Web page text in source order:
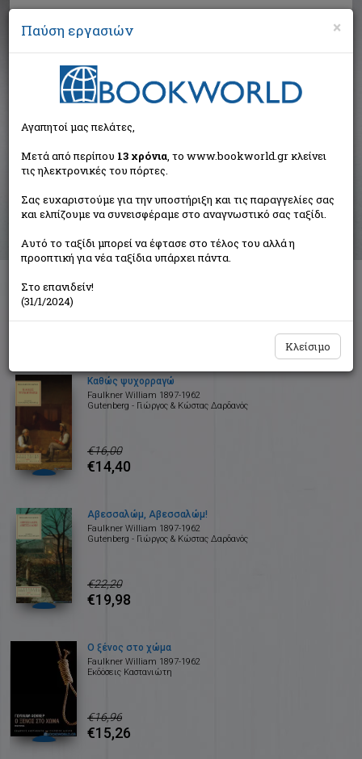
Αναζήτηση
Αποτελέσματα αναζήτησης
Συγγραφέας: Faulkner William 1897-1962 (29
βιβλία)
Ταξινόμηση ανά:
Καθώς ψυχορραγώ
Faulkner William 1897-1962
Gutenberg - Γιώργος & Κώστας Δαρδανός
€16,00
€14,40
Αβεσσαλώμ, Αβεσσαλώμ!
Faulkner William 1897-1962
Gutenberg - Γιώργος & Κώστας Δαρδανός
€22,20
€19,98
Ο ξένος στο χώμα
Faulkner William 1897-1962
Εκδόσεις Καστανιώτη
€16,96
€15,26
×
Παύση εργασιών
Αγαπητοί μας πελάτες,
Μετά από περίπου 13 χρόνια, το www.bookworld.gr κλείνει
τις ηλεκτρονικές του πόρτες.
Σας ευχαριστούμε για την υποστήριξη και τις παραγγελίες σας
και ελπίζουμε να συνεισφέραμε στο αναγνωστικό σας ταξίδι.
Αυτό το ταξίδι μπορεί να έφτασε στο τέλος του αλλά η
προοπτική για νέα ταξίδια υπάρχει πάντα.
Στο επανιδείν!
(31/1/2024)
Κλείσιμο